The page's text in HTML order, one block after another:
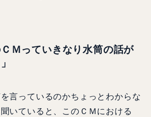
ＣＭっていきなり水筒の話が
言っているのかちょっとわからな
いていると、このＣＭにおける